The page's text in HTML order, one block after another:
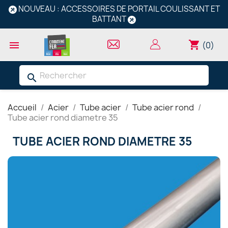
NOUVEAU : ACCESSOIRES DE PORTAIL COULISSANT ET
BATTANT
 shopping_cart (0)
search
Accueil Acier Tube acier
Tube acier rond
Tube acier rond diametre 35
TUBE ACIER ROND DIAMETRE 35